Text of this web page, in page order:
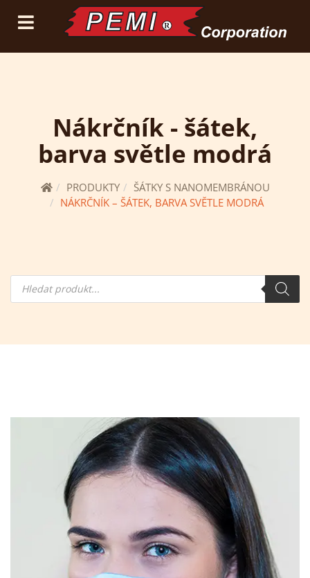
přihlásit se (current)registrace
Nákrčník - šátek,
barva světle modrá
PRODUKTY
ŠÁTKY S NANOMEMBRÁNOU
NÁKRČNÍK – ŠÁTEK, BARVA SVĚTLE MODRÁ
Hledání
produktů